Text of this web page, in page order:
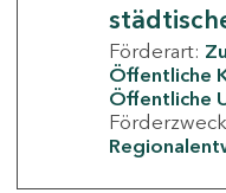
Förderart:
Öffentliche
Öffentliche